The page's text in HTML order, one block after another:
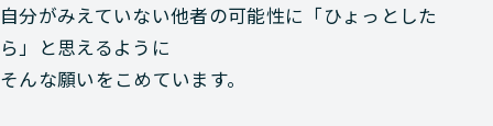
自分がみえていない他者の可能性に「ひょっとした
ら」と思えるように
そんな願いをこめています。